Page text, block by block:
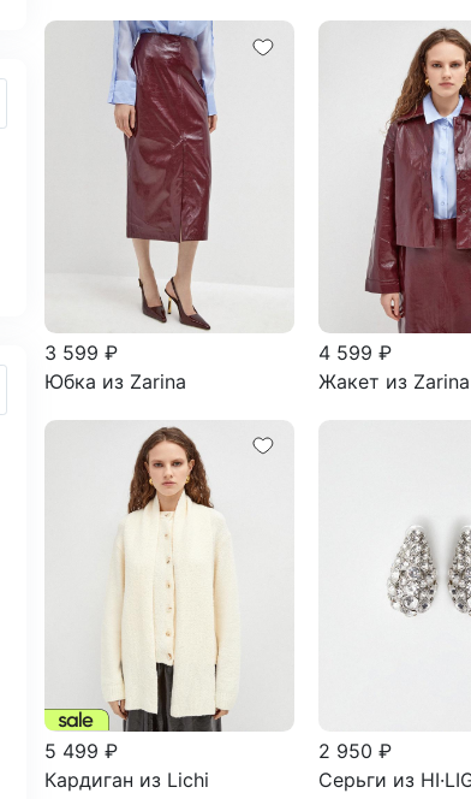
3 599 ₽
Юбка из Zarina
4 599 ₽
Жакет из Zarina
5 499 ₽
Кардиган из Lichi
2 950 ₽
Серьги из